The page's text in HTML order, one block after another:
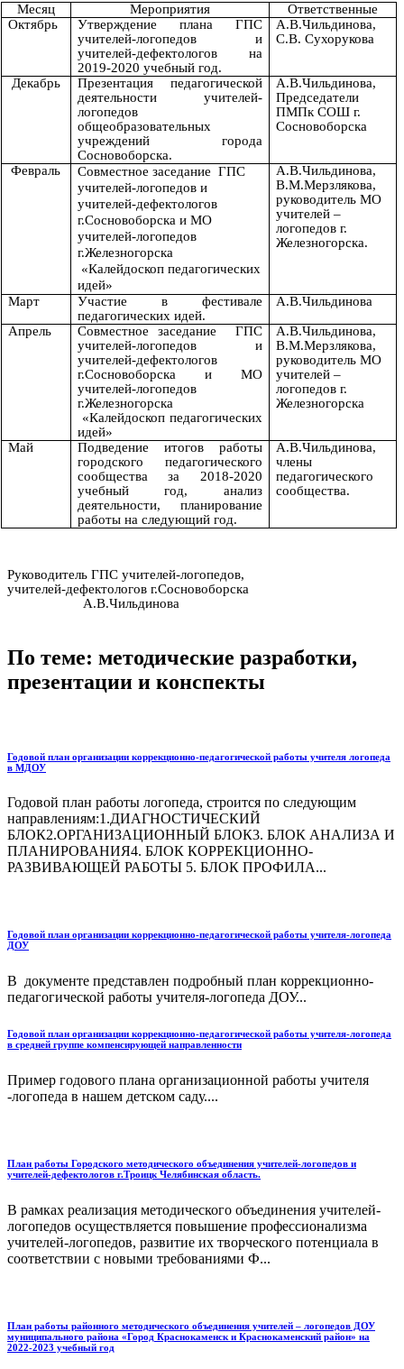
Месяц
Мероприятия
Ответственные
Октябрь
Утверждение плана ГПС
учителей-логопедов и
учителей-дефектологов на
2019-2020 учебный год.
А.В.Чильдинова,
С.В. Сухорукова
Декабрь
Презентация педагогической
деятельности учителей-
логопедов
общеобразовательных
учреждений города
Сосновоборска.
А.В.Чильдинова,
Председатели
ПМПк СОШ г.
Сосновоборска
Февраль
Совместное заседание ГПС
учителей-логопедов и
учителей-дефектологов
г.Сосновоборска и МО
учителей-логопедов
г.Железногорска
«Калейдоскоп педагогических
идей»
А.В.Чильдинова,
В.М.Мерзлякова,
руководитель МО
учителей –
логопедов г.
Железногорска.
Март
Участие в фестивале
педагогических идей.
А.В.Чильдинова
Апрель
Совместное заседание ГПС
учителей-логопедов и
учителей-дефектологов
г.Сосновоборска и МО
учителей-логопедов
г.Железногорска
«Калейдоскоп педагогических
идей»
А.В.Чильдинова,
В.М.Мерзлякова,
руководитель МО
учителей –
логопедов г.
Железногорска
Май
Подведение итогов работы
городского педагогического
сообщества за 2018-2020
учебный год, анализ
деятельности, планирование
работы на следующий год.
А.В.Чильдинова,
члены
педагогического
сообщества.
Руководитель ГПС учителей-логопедов,
учителей-дефектологов г.Сосновоборска
А.В.Чильдинова
По теме: методические разработки,
презентации и конспекты
Годовой план организации коррекционно-педагогической работы учителя логопеда
в МДОУ
Годовой план работы логопеда, строится по следующим
направлениям:1.ДИАГНОСТИЧЕСКИЙ
БЛОК2.ОРГАНИЗАЦИОННЫЙ БЛОК3. БЛОК АНАЛИЗА И
ПЛАНИРОВАНИЯ4. БЛОК КОРРЕКЦИОННО-
РАЗВИВАЮЩЕЙ РАБОТЫ 5. БЛОК ПРОФИЛА...
Годовой план организации коррекционно-педагогической работы учителя-логопеда
ДОУ
В документе представлен подробный план коррекционно-
педагогической работы учителя-логопеда ДОУ...
Годовой план организации коррекционно-педагогической работы учителя-логопеда
в средней группе компенсирующей направленности
Пример годового плана организационной работы учителя
-логопеда в нашем детском саду....
План работы Городского методического объединения учителей-логопедов и
учителей-дефектологов г.Троицк Челябинская область.
В рамках реализация методического объединения учителей-
логопедов осуществляется повышение профессионализма
учителей-логопедов, развитие их творческого потенциала в
соответствии с новыми требованиями Ф...
План работы районного методического объединения учителей – логопедов ДОУ
муниципального района «Город Краснокаменск и Краснокаменский район» на
2022-2023 учебный год